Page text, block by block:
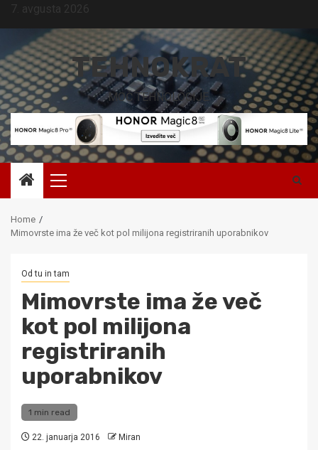
Skip
content
7. avgusta 2026
TEHNOKRAT
MOČ TEHNOLOGIJE.
Primary
Menu
Home
Mimovrste ima že več kot pol milijona registriranih uporabnikov
Od tu in tam
Mimovrste ima že več
kot pol milijona
registriranih
uporabnikov
1 min read
22. januarja 2016 Miran